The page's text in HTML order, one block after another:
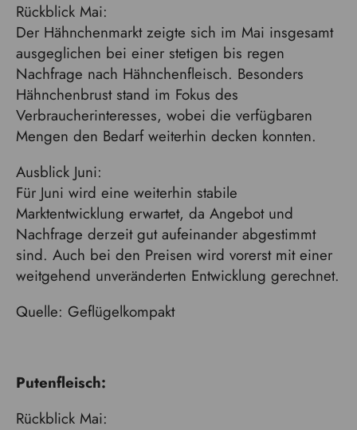
Rückblick Mai:
Der Hähnchenmarkt zeigte sich im Mai insgesamt
ausgeglichen bei einer stetigen bis regen
Nachfrage nach Hähnchenfleisch. Besonders
Hähnchenbrust stand im Fokus des
Verbraucherinteresses, wobei die verfügbaren
Mengen den Bedarf weiterhin decken konnten.
Ausblick Juni:
Für Juni wird eine weiterhin stabile
Marktentwicklung erwartet, da Angebot und
Nachfrage derzeit gut aufeinander abgestimmt
sind. Auch bei den Preisen wird vorerst mit einer
weitgehend unveränderten Entwicklung gerechnet.
Quelle: Geflügelkompakt
Putenfleisch:
Rückblick Mai: